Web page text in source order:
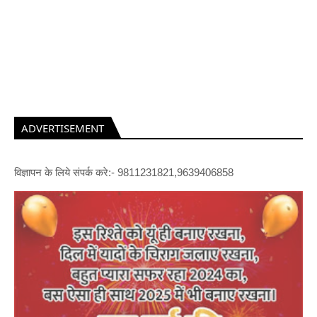
ADVERTISEMENT
विज्ञापन के लिये संपर्क करे:- 9811231821,9639406858